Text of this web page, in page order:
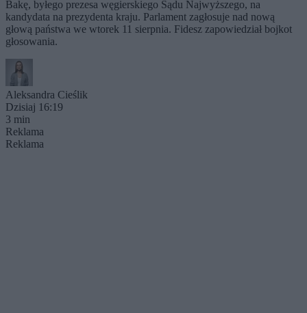
Bakę, byłego prezesa węgierskiego Sądu Najwyższego, na
kandydata na prezydenta kraju. Parlament zagłosuje nad nową
głową państwa we wtorek 11 sierpnia. Fidesz zapowiedział bojkot
głosowania.
Aleksandra Cieślik
Dzisiaj 16:19
3 min
Reklama
Reklama